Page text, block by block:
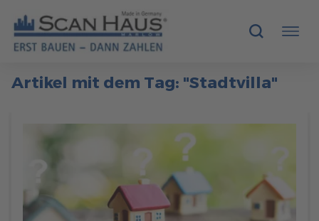
HÄUSER
SCANHAUS-VORTEILE
RUND UMS BAUEN
Artikel mit dem Tag: "Stadtvilla"